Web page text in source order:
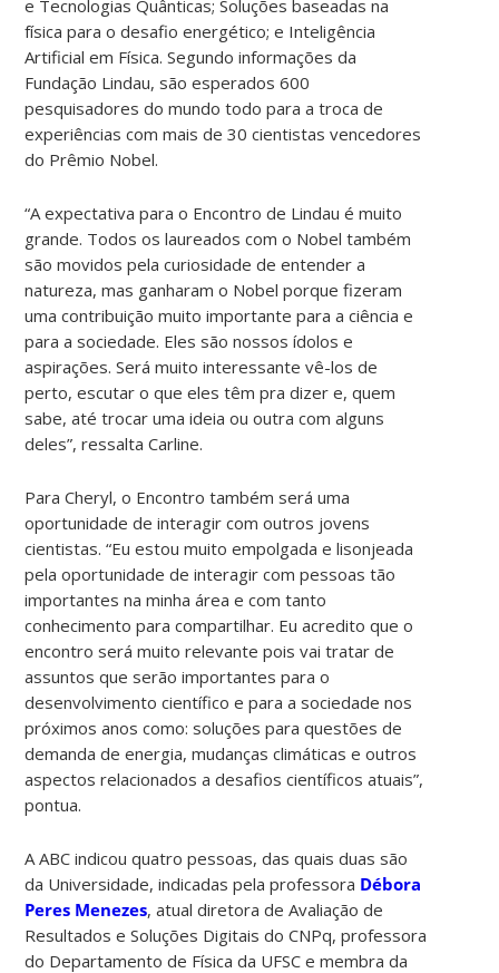
e Tecnologias Quânticas; Soluções baseadas na
física para o desafio energético; e Inteligência
Artificial em Física. Segundo informações da
Fundação Lindau, são esperados 600
pesquisadores do mundo todo para a troca de
experiências com mais de 30 cientistas vencedores
do Prêmio Nobel.
“A expectativa para o Encontro de Lindau é muito
grande. Todos os laureados com o Nobel também
são movidos pela curiosidade de entender a
natureza, mas ganharam o Nobel porque fizeram
uma contribuição muito importante para a ciência e
para a sociedade. Eles são nossos ídolos e
aspirações. Será muito interessante vê-los de
perto, escutar o que eles têm pra dizer e, quem
sabe, até trocar uma ideia ou outra com alguns
deles”, ressalta Carline.
Para Cheryl, o Encontro também será uma
oportunidade de interagir com outros jovens
cientistas. “Eu estou muito empolgada e lisonjeada
pela oportunidade de interagir com pessoas tão
importantes na minha área e com tanto
conhecimento para compartilhar. Eu acredito que o
encontro será muito relevante pois vai tratar de
assuntos que serão importantes para o
desenvolvimento científico e para a sociedade nos
próximos anos como: soluções para questões de
demanda de energia, mudanças climáticas e outros
aspectos relacionados a desafios científicos atuais”,
pontua.
A ABC indicou quatro pessoas, das quais duas são
da Universidade, indicadas pela professora Débora
Peres Menezes, atual diretora de Avaliação de
Resultados e Soluções Digitais do CNPq, professora
do Departamento de Física da UFSC e membra da